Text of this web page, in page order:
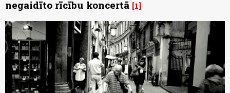
negaidīto rīcību koncertā 1